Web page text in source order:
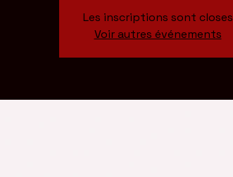
Les inscriptions sont closes
Voir autres événements